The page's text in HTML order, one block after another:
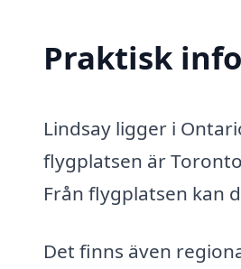
Praktisk
Lindsay ligger i
flygplatsen är
Från flygplatsen kan
Det finns även